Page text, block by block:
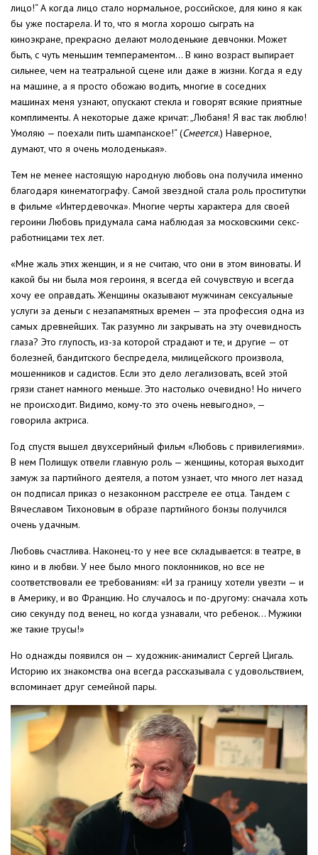
лицо!“ А когда лицо стало нормальное, российское, для кино я как
бы уже постарела. И то, что я могла хорошо сыграть на
киноэкране, прекрасно делают молоденькие девчонки. Может
быть, с чуть меньшим темпераментом… В кино возраст выпирает
сильнее, чем на театральной сцене или даже в жизни. Когда я еду
на машине, а я просто обожаю водить, многие в соседних
машинах меня узнают, опускают стекла и говорят всякие приятные
комплименты. А некоторые даже кричат: „Любаня! Я вас так люблю!
Умоляю — поехали пить шампанское!“ (Смеется.) Наверное,
думают, что я очень молоденькая».
Тем не менее настоящую народную любовь она получила именно
благодаря кинематографу. Самой звездной стала роль проститутки
в фильме «Интердевочка». Многие черты характера для своей
героини Любовь придумала сама наблюдая за московскими секс-
работницами тех лет.
«Мне жаль этих женщин, и я не считаю, что они в этом виноваты. И
какой бы ни была моя героиня, я всегда ей сочувствую и всегда
хочу ее оправдать. Женщины оказывают мужчинам сексуальные
услуги за деньги с незапамятных времен — эта профессия одна из
самых древнейших. Так разумно ли закрывать на эту очевидность
глаза? Это глупость, из-за которой страдают и те, и другие — от
болезней, бандитского беспредела, милицейского произвола,
мошенников и садистов. Если это дело легализовать, всей этой
грязи станет намного меньше. Это настолько очевидно! Но ничего
не происходит. Видимо, кому-то это очень невыгодно», —
говорила актриса.
Год спустя вышел двухсерийный фильм «Любовь с привилегиями».
В нем Полищук отвели главную роль — женщины, которая выходит
замуж за партийного деятеля, а потом узнает, что много лет назад
он подписал приказ о незаконном расстреле ее отца. Тандем с
Вячеславом Тихоновым в образе партийного бонзы получился
очень удачным.
Любовь счастлива. Наконец-то у нее все складывается: в театре, в
кино и в любви. У нее было много поклонников, но все не
соответствовали ее требованиям: «И за границу хотели увезти — и
в Америку, и во Францию. Но случалось и по-другому: сначала хоть
сию секунду под венец, но когда узнавали, что ребенок… Мужики
же такие трусы!»
Но однажды появился он — художник-анималист Сергей Цигаль.
Историю их знакомства она всегда рассказывала с удовольствием,
вспоминает друг семейной пары.